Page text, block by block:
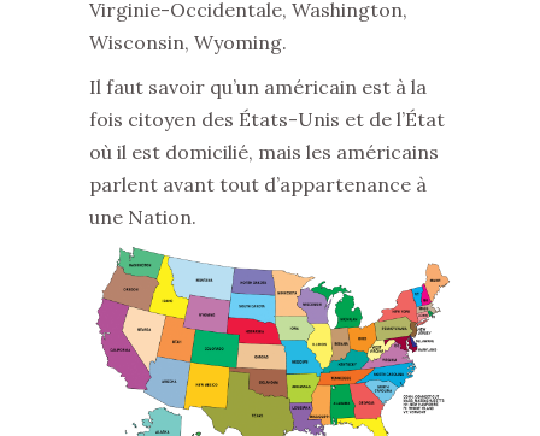
Virginie-Occidentale, Washington,
Wisconsin, Wyoming.
Il faut savoir qu’un américain est à la
fois citoyen des États-Unis et de l’État
où il est domicilié, mais les américains
parlent avant tout d’appartenance à
une Nation.